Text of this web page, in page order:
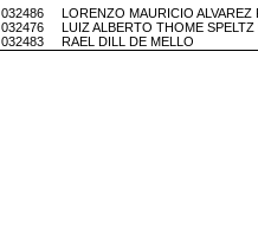
032486 LORENZO MAURICIO ALVAREZ
032476 LUIZ ALBERTO THOME SPELTZ
032483 RAEL DILL DE MELLO